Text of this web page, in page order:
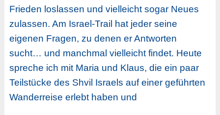
Frieden loslassen und vielleicht sogar Neues
zulassen. Am Israel-Trail hat jeder seine
eigenen Fragen, zu denen er Antworten
sucht… und manchmal vielleicht findet. Heute
spreche ich mit Maria und Klaus, die ein paar
Teilstücke des Shvil Israels auf einer geführten
Wanderreise erlebt haben und